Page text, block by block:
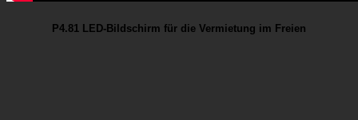
P4.81 LED-Bildschirm für die Vermietung im Freien